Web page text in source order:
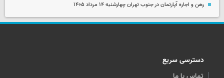
رهن و اجاره آپارتمان در جنوب تهران چهارشنبه ۱۴ مرداد ۱۴۰۵
دسترسی سریع